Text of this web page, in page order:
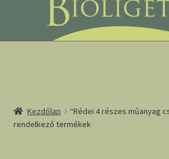
navigációhoz
tartalomba
Kezdőlap
“Rédei 4 részes műanyag
rendelkező termékek